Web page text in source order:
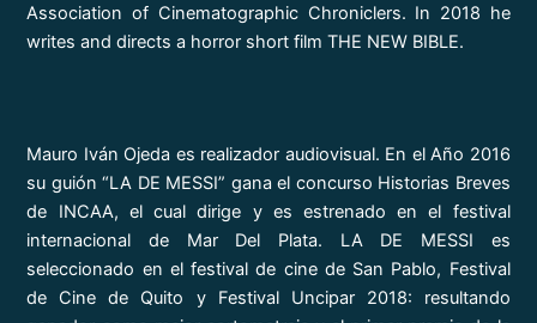
Association of Cinematographic Chroniclers. In 2018 he
writes and directs a horror short film THE NEW BIBLE.
Mauro Iván Ojeda es realizador audiovisual. En el Año 2016
su guión “LA DE MESSI” gana el concurso Historias Breves
de INCAA, el cual dirige y es estrenado en el festival
internacional de Mar Del Plata. LA DE MESSI es
seleccionado en el festival de cine de San Pablo, Festival
de Cine de Quito y Festival Uncipar 2018: resultando